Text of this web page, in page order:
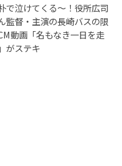
で泣けてくる〜！役所広司
監督・主演の長崎バスの限
動画「名もなき一日を走
がステキ